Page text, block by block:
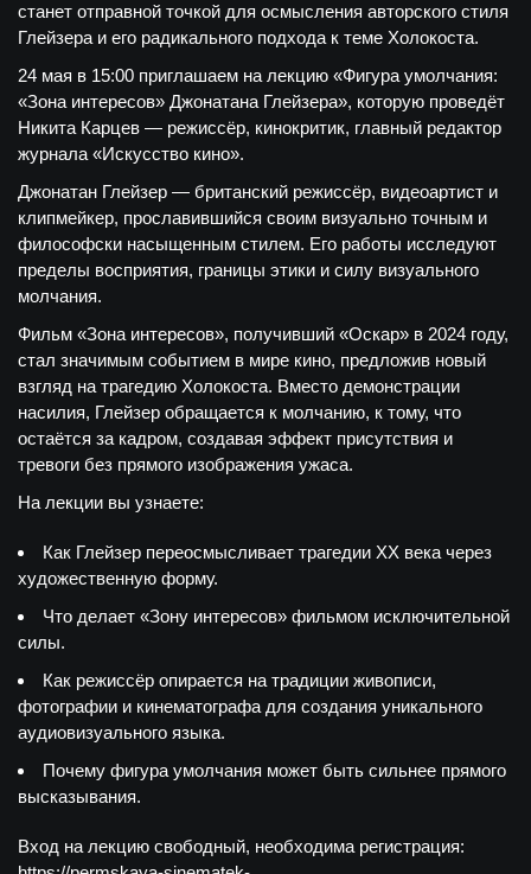
станет отправной точкой для осмысления авторского стиля
Глейзера и его радикального подхода к теме Холокоста.
24 мая в 15:00 приглашаем на лекцию «Фигура умолчания:
«Зона интересов» Джонатана Глейзера», которую проведёт
Никита Карцев — режиссёр, кинокритик, главный редактор
журнала «Искусство кино».
Джонатан Глейзер — британский режиссёр, видеоартист и
клипмейкер, прославившийся своим визуально точным и
философски насыщенным стилем. Его работы исследуют
пределы восприятия, границы этики и силу визуального
молчания.
Фильм «Зона интересов», получивший «Оскар» в 2024 году,
стал значимым событием в мире кино, предложив новый
взгляд на трагедию Холокоста. Вместо демонстрации
насилия, Глейзер обращается к молчанию, к тому, что
остаётся за кадром, создавая эффект присутствия и
тревоги без прямого изображения ужаса.
На лекции вы узнаете:
Как Глейзер переосмысливает трагедии XX века через
художественную форму.
Что делает «Зону интересов» фильмом исключительной
силы.
Как режиссёр опирается на традиции живописи,
фотографии и кинематографа для создания уникального
аудиовизуального языка.
Почему фигура умолчания может быть сильнее прямого
высказывания.
Вход на лекцию свободный, необходима регистрация: